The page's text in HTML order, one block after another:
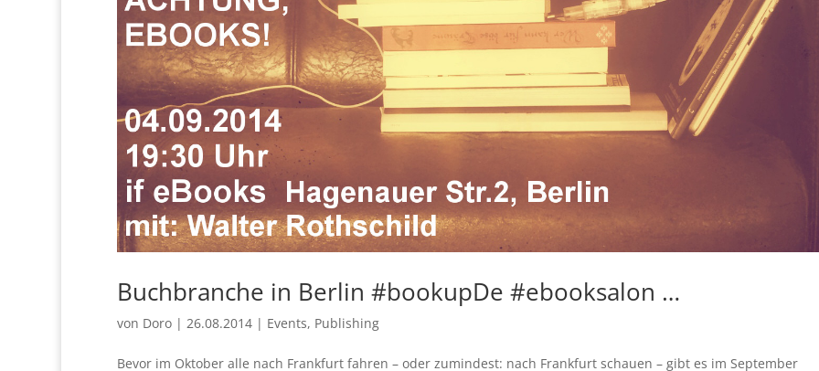
Buchbranche in Berlin #bookupDe #ebooksalon …
von Doro| 26.08.2014| Events, Publishing
Bevor im Oktober alle nach Frankfurt fahren – oder zumindest: nach Frankfurt schauen – gibt es im September